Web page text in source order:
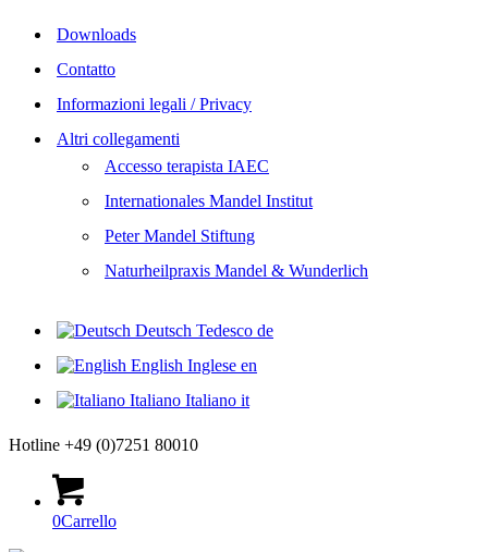
Downloads
Contatto
Informazioni legali / Privacy
Altri collegamenti
Accesso terapista IAEC
Internationales Mandel Institut
Peter Mandel Stiftung
Naturheilpraxis Mandel & Wunderlich
Deutsch Tedesco de
English Inglese en
Italiano Italiano it
Hotline +49 (0)7251 80010
0Carrello